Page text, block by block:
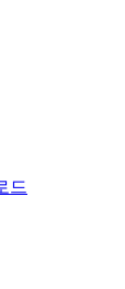
드